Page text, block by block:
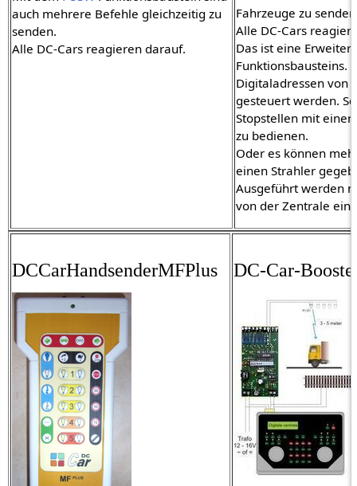
auch mehrere Befehle gleichzeitig zu
senden.
Alle DC-Cars reagieren darauf.
Fahrzeuge zu
Alle DC-Cars
Das ist eine
Funktionsbausteins.
Digitaladressen von
gesteuert werden.
Stopstellen mit
zu bedienen.
Oder es können
einen Strahler
Ausgeführt werden
von der Zentrale
DCCarHandsenderMFPlus DC-Car-